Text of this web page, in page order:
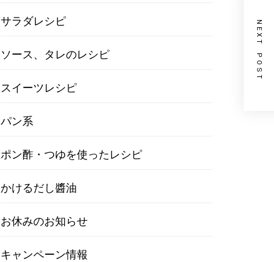
NEXT POST
サラダレシピ
ソース、タレのレシピ
スイーツレシピ
パン系
ポン酢・つゆを使ったレシピ
かけるだし醬油
お休みのお知らせ
キャンペーン情報